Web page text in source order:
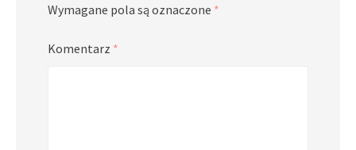
Wymagane pola są oznaczone *
Komentarz *